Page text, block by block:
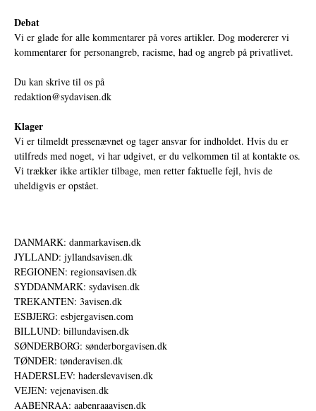
Debat
Vi er glade for alle kommentarer på vores artikler. Dog modererer vi
kommentarer for personangreb, racisme, had og angreb på privatlivet.
Du kan skrive til os på
redaktion@sydavisen.dk
Klager
Vi er tilmeldt pressenævnet og tager ansvar for indholdet. Hvis du er
utilfreds med noget, vi har udgivet, er du velkommen til at kontakte os.
Vi trækker ikke artikler tilbage, men retter faktuelle fejl, hvis de
uheldigvis er opstået.
DANMARK: danmarkavisen.dk
JYLLAND: jyllandsavisen.dk
REGIONEN: regionsavisen.dk
SYDDANMARK: sydavisen.dk
TREKANTEN: 3avisen.dk
ESBJERG: esbjergavisen.com
BILLUND: billundavisen.dk
SØNDERBORG: sønderborgavisen.dk
TØNDER: tønderavisen.dk
HADERSLEV: haderslevavisen.dk
VEJEN: vejenavisen.dk
AABENRAA: aabenraaavisen.dk